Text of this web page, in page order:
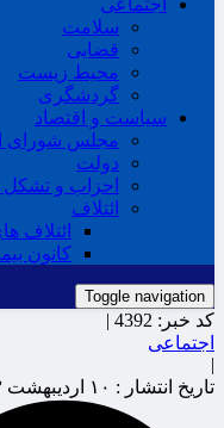
اجتماعی
سلامت
قضایی
محیط زیست
گردشگری
سیاست و اقتصاد
مجلس شورای
دولت
احزاب و تشکل
ائتلاف
ائتلاف
کانون
Toggle navigation
کد خبر: 4392 |
اجتماعی
|
تاریخ انتشار : ۱۰ اردیبهشت ۱۴۰۳ - ۱۰:۱۰ |